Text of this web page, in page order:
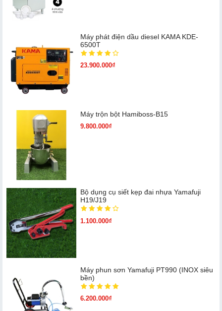
Máy phát điện dầu diesel KAMA KDE-
6500T
23.900.000₫
Máy trộn bột Hamiboss-B15
9.800.000₫
Bộ dụng cụ siết kẹp đai nhựa Yamafuji
H19/J19
1.100.000₫
Máy phun sơn Yamafuji PT990 (INOX siêu
bền)
6.200.000₫